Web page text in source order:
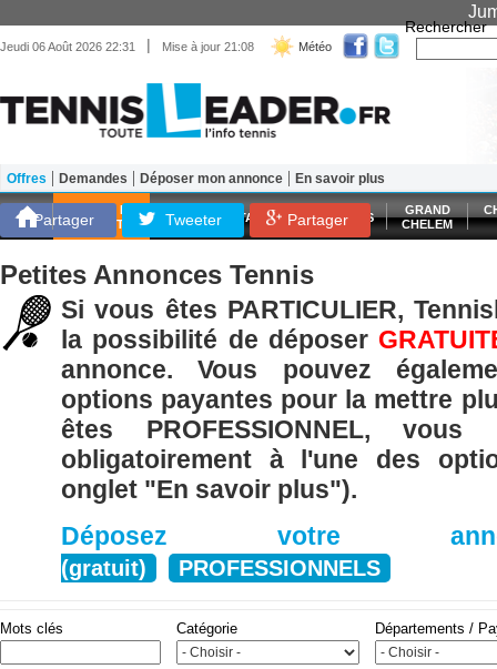
Jeudi 06 Août 2026 22:31 | Mise à jour 21:08 Météo
Rechercher
Matériel Entraînement
SCORES EN
DIRECT
ATP WTA LES FRANÇAIS
GRAND
CHELEM
Offres Demandes Déposer mon annonce En savoir plus
Partager Tweeter Partager
Petites Annonces Tennis
Si vous êtes PARTICULIER,
la possibilité de déposer
annonce. Vous pouvez
options payantes pour la mettre
êtes PROFESSIONNEL, vous
obligatoirement à l'une des
onglet "En savoir plus").
Déposez votre
(gratuit) PROFESSIONNELS
Mots clés Catégorie Départements /